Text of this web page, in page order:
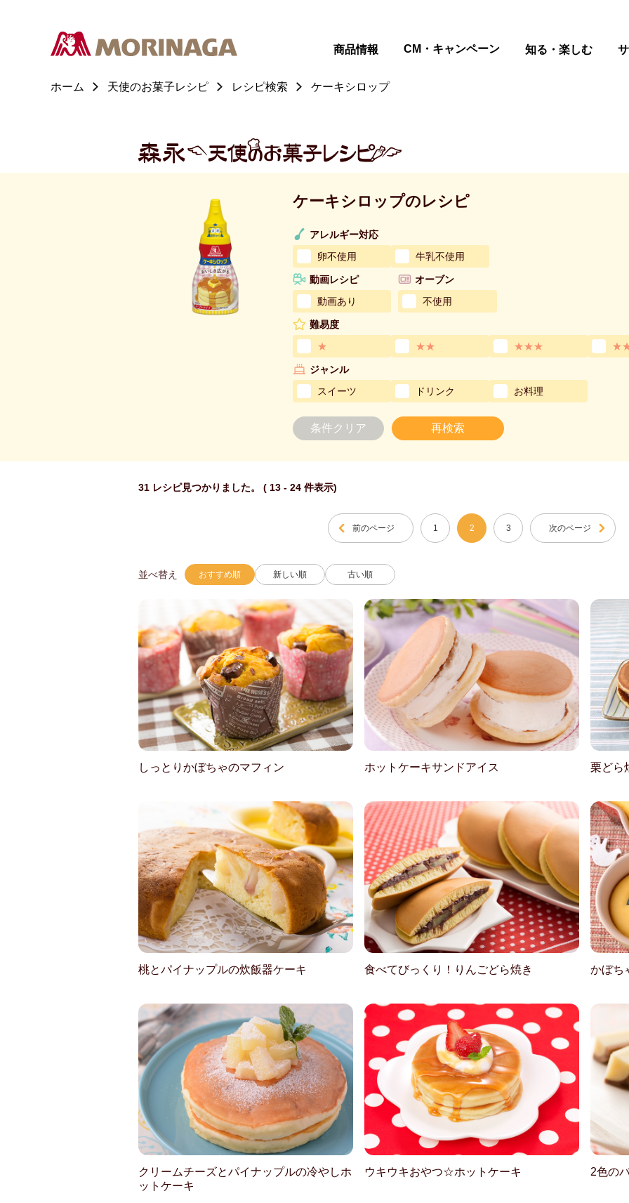
商品情報 CM・キャンペーン 知る・楽しむ
ホーム 天使のお菓子レシピ レシピ検索 ケーキシロップ
ケーキシロップのレシピ
アレルギー対応
卵不使用
牛乳不使用
動画レシピ
動画あり
オーブン
不使用
難易度
★
★★ ★★★
ジャンル
スイーツ
ドリンク お料理
条件クリア 再検索
31 レシピ見つかりました。 ( 13 - 24 件表示)
前のページ 1 2 3 次のページ
並べ替え おすすめ順 新しい順 古い順
しっとりかぼちゃのマフィン ホットケーキサンドアイス 栗どら
桃とパイナップルの炊飯器ケーキ 食べてびっくり！りんごどら焼き かぼち
クリームチーズとパイナップルの冷やしホ
ットケーキ
ウキウキおやつ☆ホットケーキ 2色の